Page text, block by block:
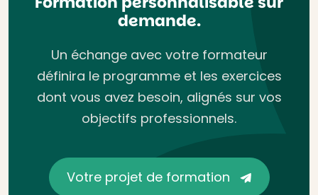
demande.
Un échange avec votre formateur
définira le programme et les exercices
dont vous avez besoin, alignés sur vos
objectifs professionnels.
Votre projet de formation